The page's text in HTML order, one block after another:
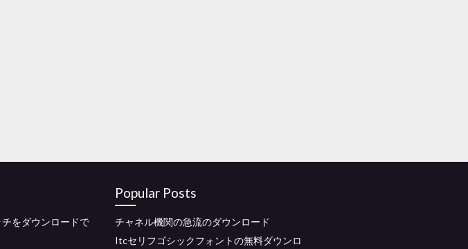
をダウンロードで
Popular Posts
チャネル機関の急流のダウンロード
Itcセリフゴシックフォントの無料ダウンロ